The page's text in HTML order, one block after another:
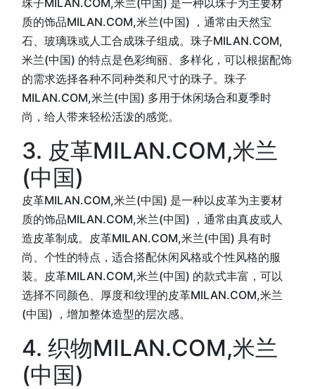
珠子MILAN.COM,米兰(中国) 是一种以珠子为主要材
质的饰品MILAN.COM,米兰(中国) ，通常由天然宝
石、玻璃珠或人工合成珠子组成。珠子MILAN.COM,
米兰(中国) 的特点是色彩绚丽、多样化，可以根据配饰
的需求选择各种不同种类和尺寸的珠子。珠子
MILAN.COM,米兰(中国) 多用于休闲场合和夏季时
尚，给人带来轻松活泼的感觉。
3. 皮革MILAN.COM,米兰
(中国)
皮革MILAN.COM,米兰(中国) 是一种以皮革为主要材
质的饰品MILAN.COM,米兰(中国) ，通常由真皮或人
造皮革制成。皮革MILAN.COM,米兰(中国) 具有时
尚、个性的特点，适合搭配休闲风格或个性风格的服
装。皮革MILAN.COM,米兰(中国) 的款式丰富，可以
选择不同颜色、厚度和纹理的皮革MILAN.COM,米兰
(中国) ，增加整体造型的层次感。
4. 织物MILAN.COM,米兰
(中国)